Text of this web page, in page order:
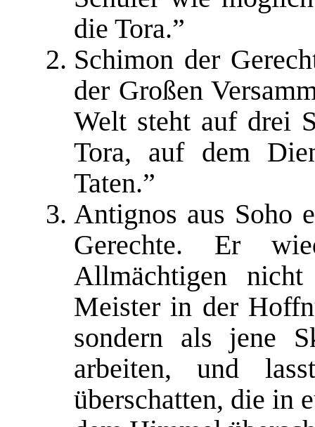
die Tora.”
Schimon der
der Großen
Welt steht auf drei
Tora, auf dem
Taten.”
Antignos aus Soho
Gerechte. Er
Allmächtigen
Meister in der
sondern als jene
arbeiten, und
überschatten, die in